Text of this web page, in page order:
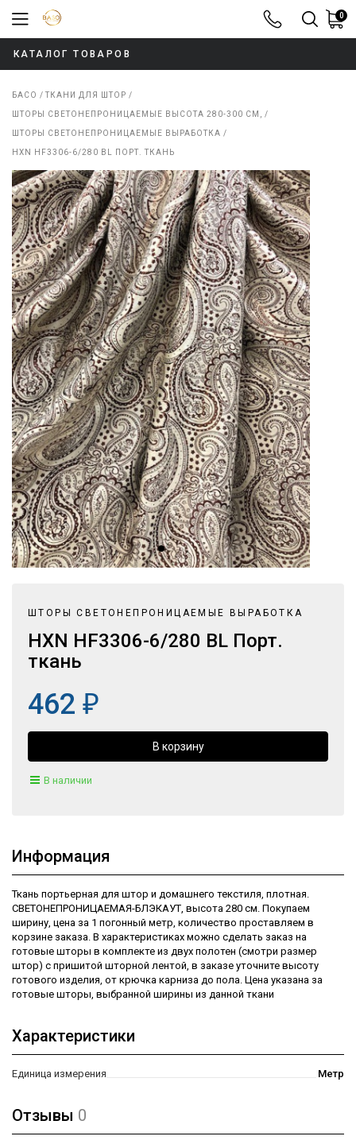
8-800-100-
0
КАТАЛОГ ТОВАРОВ
БАСО ТКАНИ ДЛЯ ШТОР
ШТОРЫ СВЕТОНЕПРОНИЦАЕМЫЕ ВЫСОТА 280-300 СМ,
ШТОРЫ СВЕТОНЕПРОНИЦАЕМЫЕ ВЫРАБОТКА
HXN HF3306-6/280 BL ПОРТ. ТКАНЬ
ШТОРЫ СВЕТОНЕПРОНИЦАЕМЫЕ ВЫРАБОТКА
HXN HF3306-6/280 BL Порт.
ткань
462 ₽
В наличии
Информация
Ткань портьерная для штор и домашнего текстиля, плотная.
СВЕТОНЕПРОНИЦАЕМАЯ-БЛЭКАУТ, высота 280 см. Покупаем
ширину, цена за 1 погонный метр, количество проставляем в
корзине заказа. В характеристиках можно сделать заказ на
готовые шторы в комплекте из двух полотен (смотри размер
штор) с пришитой шторной лентой, в заказе уточните высоту
готового изделия, от крючка карниза до пола. Цена указана за
готовые шторы, выбранной ширины из данной ткани
Характеристики
Единица измерения Метр
Отзывы 0